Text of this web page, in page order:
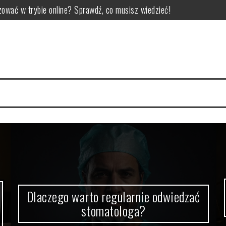
w trybie online? Sprawdź, co musisz wiedzieć!
uniknąć pułapek
warto zainwestować w ochronę lakieru?
kluczowe aspekty i porady ekspertów
Dlaczego warto regularnie odwiedzać
stomatologa?